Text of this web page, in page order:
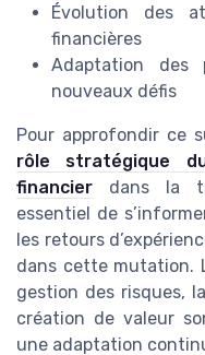
Évolution des
financières
Adaptation des
nouveaux défis
Pour approfondir ce
rôle stratégique
financier dans la
essentiel de
les retours
dans cette mutation.
gestion des risques,
création de valeur
une adaptation